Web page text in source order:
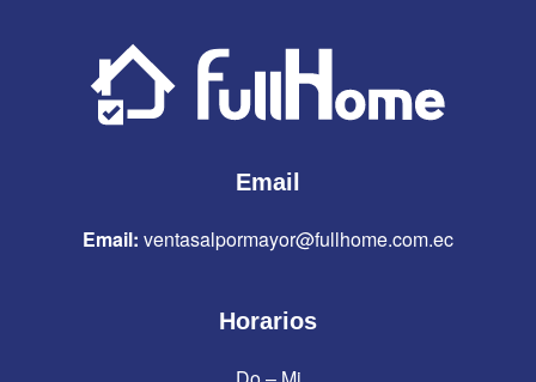
Email
Email: ventasalpormayor@fullhome.com.ec
Horarios